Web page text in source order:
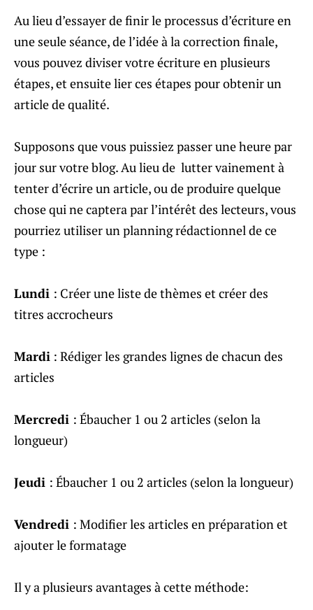
Au lieu d’essayer de finir le processus d’écriture en
une seule séance, de l’idée à la correction finale,
vous pouvez diviser votre écriture en plusieurs
étapes, et ensuite lier ces étapes pour obtenir un
article de qualité.
Supposons que vous puissiez passer une heure par
jour sur votre blog. Au lieu de lutter vainement à
tenter d’écrire un article, ou de produire quelque
chose qui ne captera par l’intérêt des lecteurs, vous
pourriez utiliser un planning rédactionnel de ce
type :
Lundi : Créer une liste de thèmes et créer des
titres accrocheurs
Mardi : Rédiger les grandes lignes de chacun des
articles
Mercredi : Ébaucher 1 ou 2 articles (selon la
longueur)
Jeudi : Ébaucher 1 ou 2 articles (selon la longueur)
Vendredi : Modifier les articles en préparation et
ajouter le formatage
Il y a plusieurs avantages à cette méthode: